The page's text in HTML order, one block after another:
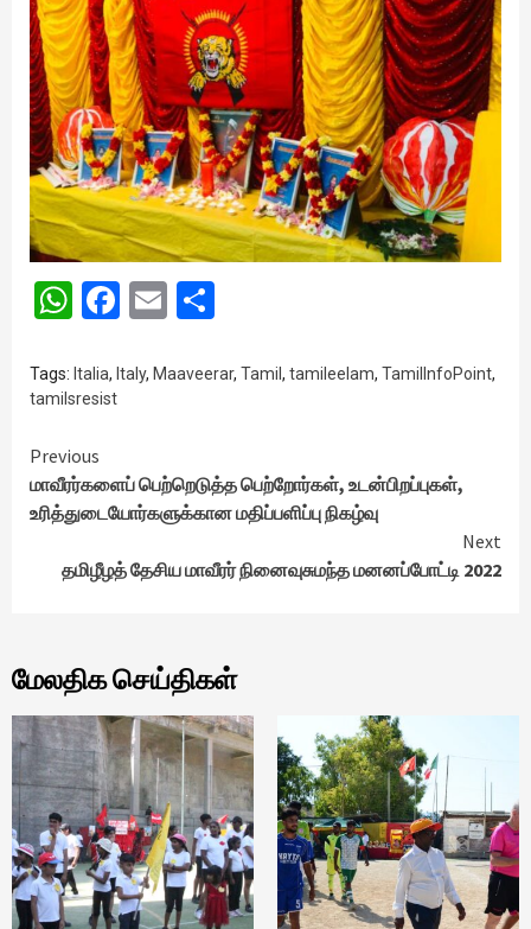
WhatsApp
Facebook
Email
Tags: Italia, Italy, Maaveerar, Tamil , tamileelam, TamilInfoPoint,
tamilsresist
Continue
Reading
Previous
மாவீரர்களைப் பெற்றெடுத்த பெற்றோர்கள், உடன்பிறப்புகள்,
உரித்துடையோர்களுக்கான மதிப்பளிப்பு நிகழ்வு
Next
தமிழீழத் தேசிய மாவீரர் நினைவுசுமந்த மனனப்போட்டி 2022
மேலதிக செய்திகள்